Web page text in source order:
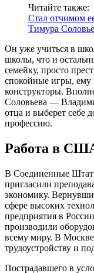
Читайте также:
Стал отчимом
Тимура
Он уже учиться в
школы, что и
семейку, просто
спокойные игры, ему
конструкторы.
Соловьева —
отца и выберет себе
профессию.
Работа в
В Соединенные
пригласили
экономику.
сфере высоких
предприятия в
производили
всему миру. В
трудоустройству и
Пострадавшего в